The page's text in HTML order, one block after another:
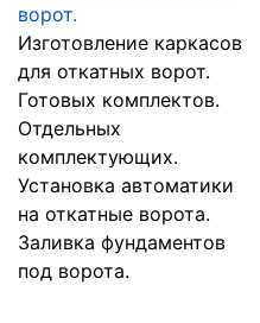
ворот.
Изготовление каркасов
для откатных ворот.
Готовых комплектов.
Отдельных
комплектующих.
Установка автоматики
на откатные ворота.
Заливка фундаментов
под ворота.